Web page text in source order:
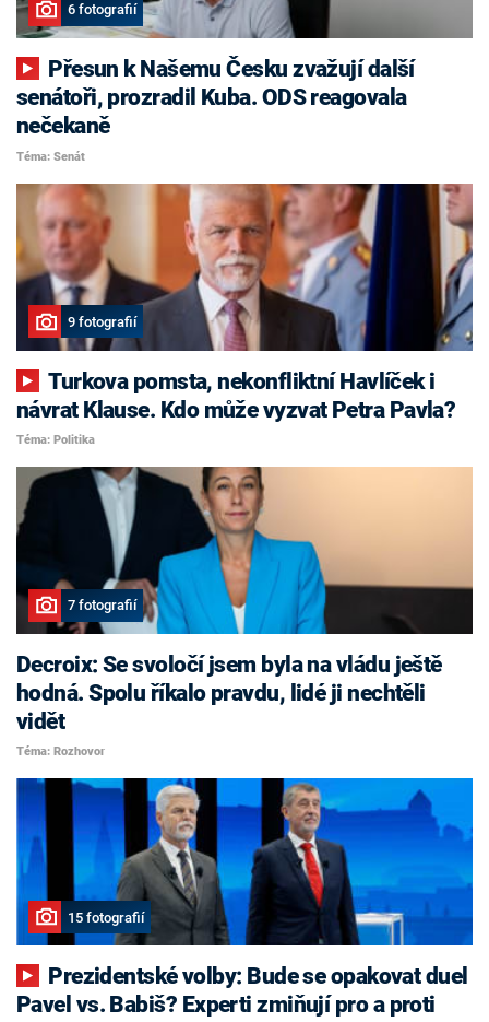
6 fotografií
senátoři, prozradil Kuba. ODS reagovala
nečekaně
Téma: Senát
9 fotografií
Turkova pomsta, nekonfliktní Havlíček i
návrat Klause. Kdo může vyzvat Petra Pavla?
Téma: Politika
7 fotografií
Decroix: Se svoločí jsem byla na vládu ještě
hodná. Spolu říkalo pravdu, lidé ji nechtěli
vidět
Téma: Rozhovor
15 fotografií
Pavel vs. Babiš? Experti zmiňují pro a proti